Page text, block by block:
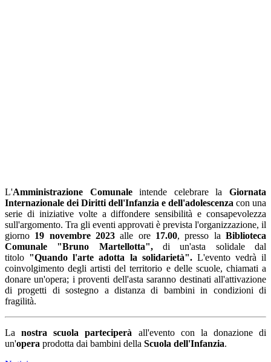
L'Amministrazione Comunaleintende celebrare laGiornata
Internazionale dei Diritti dell'Infanzia e dell'adolescenza con una
serie di iniziative volte a diffondere sensibilità e consapevolezza
sull'argomento. Tra gli eventi approvati è prevista l'organizzazione, il
giorno 19 novembre 2023 alle ore 17.00, presso laBiblioteca
Comunale "Bruno Martellotta", di un'asta solidale dal
titolo "Quando l'arte adotta la solidarietà". L'evento vedrà il
coinvolgimento degli artisti del territorio e delle scuole, chiamati a
donare un'opera; i proventi dell'asta saranno destinati all'attivazione
di progetti di sostegno a distanza di bambini in condizioni di
fragilità.
Lanostra scuola parteciperà all'evento con la donazione di
un'opera prodotta dai bambini della Scuola dell'Infanzia.